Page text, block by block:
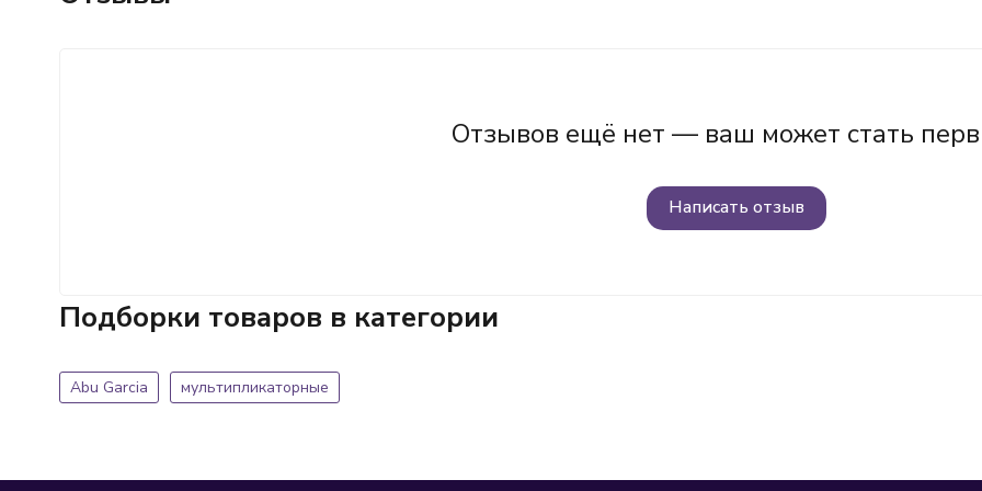
Отзывов ещё нет — ваш может стать
Написать отзыв
Подборки товаров в категории
Abu Garcia мультипликаторные